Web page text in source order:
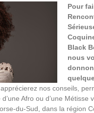
Pour
Black
nous
nos conseils,
Afro ou d’une Métisse
du-Sud, dans la région